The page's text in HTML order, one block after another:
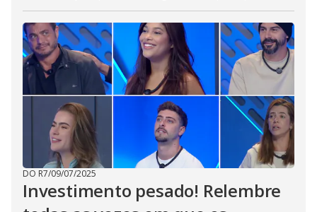
DO R7/09/07/2025
Investimento pesado! Relembre